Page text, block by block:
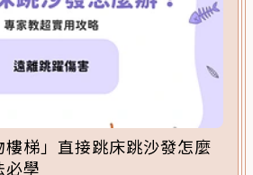
梯」直接跳床跳沙發怎麼
必學